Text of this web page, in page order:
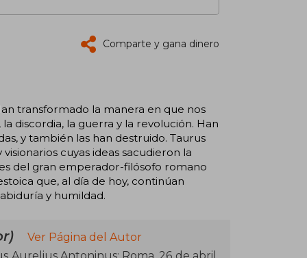
Comparte y gana dinero
transformado la manera en que nos
discordia, la guerra y la revolución. Han
y también las han destruido. Taurus
cuyas ideas sacudieron la
del gran emperador-filósofo romano
que, al día de hoy, continúan
y humildad.
Ver Página del Autor